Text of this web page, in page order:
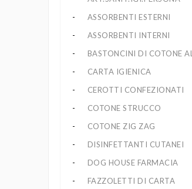
ASSORBENTI ESTERNI
ASSORBENTI INTERNI
BASTONCINI DI COTONE
CARTA IGIENICA
CEROTTI CONFEZIONATI
COTONE STRUCCO
COTONE ZIG ZAG
DISINFETTANTI CUTANEI
DOG HOUSE FARMACIA
FAZZOLETTI DI CARTA